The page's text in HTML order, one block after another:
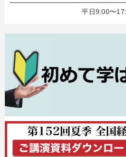
平日9:00〜